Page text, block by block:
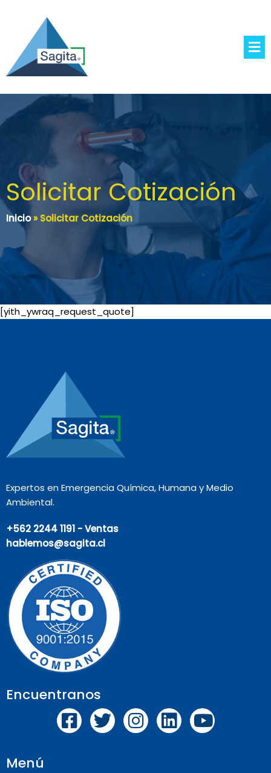
Solicitar Cotización
Inicio»Solicitar Cotización
[yith_ywraq_request_quote]
Expertos en Emergencia Química, Humana y Medio
Ambiental.
+562 2244 1191 - Ventas
hablemos@sagita.cl
Encuentranos
Menú